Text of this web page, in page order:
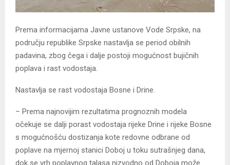
Prema informacijama Javne ustanove Vode Srpske, na
području republike Srpske nastavlja se period obilnih
padavina, zbog čega i dalje postoji mogućnost bujičnih
poplava i rast vodostaja.
Nastavlja se rast vodostaja Bosne i Drine.
– Prema najnovijim rezultatima prognoznih modela
očekuje se dalji porast vodostaja rijeke Drine i rijeke Bosne
s mogućnošću dostizanja kote redovne odbrane od
poplave na mjernoj stanici Doboj u toku sutrašnjeg dana,
dok se vrh poplavnog talasa nizvodno od Doboja može